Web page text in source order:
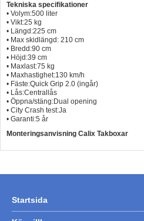
Tekniska specifikationer
• Volym:500 liter
• Vikt:25 kg
• Längd:225 cm
• Max skidlängd: 210 cm
• Bredd:90 cm
• Höjd:39 cm
• Maxlast:75 kg
• Maxhastighet:130 km/h
• Fäste:Quick Grip 2.0 (ingår)
• Lås:Centrallås
• Öppna/stäng:Dual opening
• City Crash test:Ja
• Garanti:5 år
Monteringsanvisning Calix Takboxar
Startsida